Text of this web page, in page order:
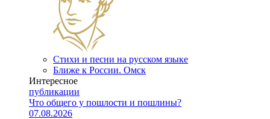
Стихи и песни на русском языке
Ближе к России. Омск
Интересное
публикации
Что общего у пошлости и пошлины?
07.08.2026